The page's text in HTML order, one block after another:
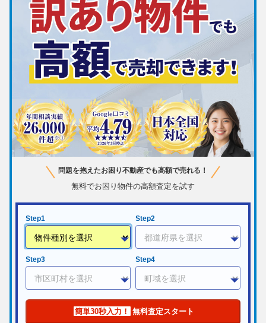
問題を抱えたお困り不動産でも高額で売れる！
無料でお困り物件の高額査定を試す
Step1 Step2
Step3 Step4
簡単30秒入力！ 無料査定スタート